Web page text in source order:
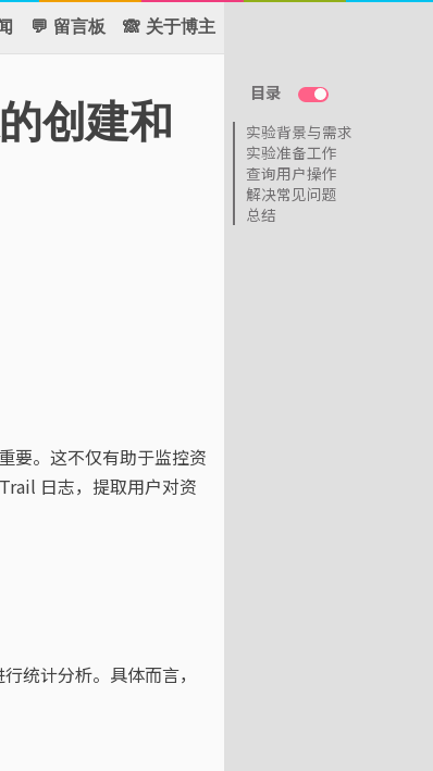
💬 留言板 🙈 关于博主
创建和
要。这不仅有助于监控资
日志，提取用户对资
统计分析。具体而言，
目录
实验背景与需求
实验准备工作
查询用户操作
解决常见问题
总结